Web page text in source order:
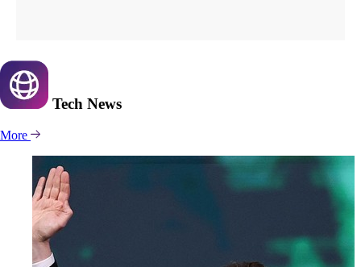
Tech News
More